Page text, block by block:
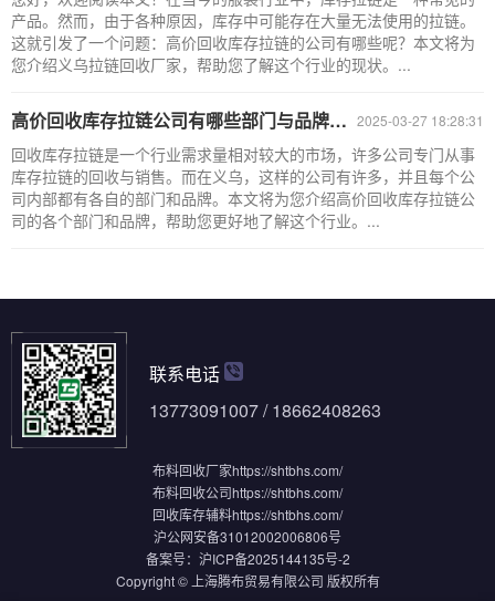
产品。然而，由于各种原因，库存中可能存在大量无法使用的拉链。
这就引发了一个问题：高价回收库存拉链的公司有哪些呢？本文将为
您介绍义乌拉链回收厂家，帮助您了解这个行业的现状。...
2025-03-27 18:28:31
高价回收库存拉链公司有哪些部门与品牌——义乌拉链回收电话
回收库存拉链是一个行业需求量相对较大的市场，许多公司专门从事
库存拉链的回收与销售。而在义乌，这样的公司有许多，并且每个公
司内部都有各自的部门和品牌。本文将为您介绍高价回收库存拉链公
司的各个部门和品牌，帮助您更好地了解这个行业。...
联系电话
13773091007 / 18662408263
布料回收厂家https://shtbhs.com/
布料回收公司https://shtbhs.com/
回收库存辅料https://shtbhs.com/
沪公网安备31012002006806号
备案号： 沪ICP备2025144135号-2
Copyright © 上海腾布贸易有限公司 版权所有